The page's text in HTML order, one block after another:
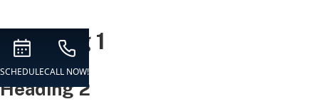
SCHEDULECALL NOW!
Heading 1
Heading 2